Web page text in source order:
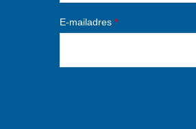
E-mailadres *